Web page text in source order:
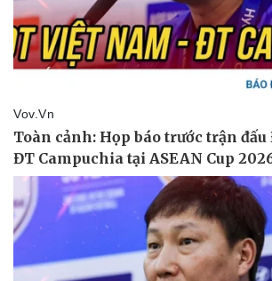
Sức khỏe
Đời sống